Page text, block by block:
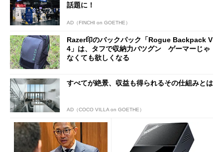
話題に！
AD（FINCHI on GOETHE）
Razer印のバックパック「Rogue Backpack V
4」は、タフで収納力バツグン ゲーマーじゃ
なくても欲しくなる
すべてが絶景、収益も得られるその仕組みとは
AD（COCO VILLA on GOETHE）